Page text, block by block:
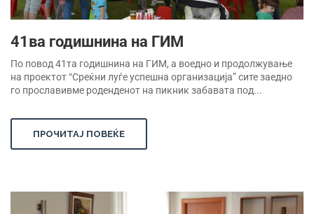
41ва годишнина на ГИМ
По повод 41та годишнина на ГИМ, а воедно и продолжување
на проектот “Среќни луѓе успешна организација” сите заедно
го прославивме роденденот на пикник забавата под...
ПРОЧИТАЈ ПОВЕЌЕ